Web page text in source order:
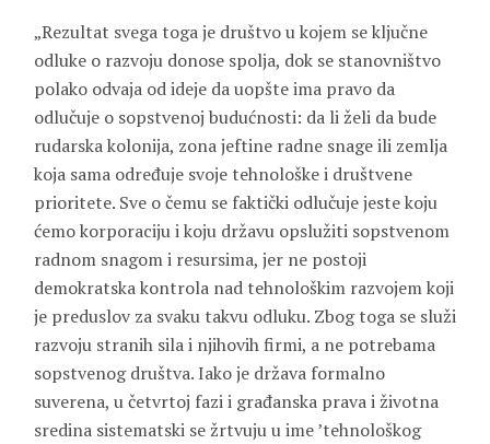
„Rezultat svega toga je društvo u kojem se ključne
odluke o razvoju donose spolja, dok se stanovništvo
polako odvaja od ideje da uopšte ima pravo da
odlučuje o sopstvenoj budućnosti: da li želi da bude
rudarska kolonija, zona jeftine radne snage ili zemlja
koja sama određuje svoje tehnološke i društvene
prioritete. Sve o čemu se faktički odlučuje jeste koju
ćemo korporaciju i koju državu opslužiti sopstvenom
radnom snagom i resursima, jer ne postoji
demokratska kontrola nad tehnološkim razvojem koji
je preduslov za svaku takvu odluku. Zbog toga se služi
razvoju stranih sila i njihovih firmi, a ne potrebama
sopstvenog društva. Iako je država formalno
suverena, u četvrtoj fazi i građanska prava i životna
sredina sistematski se žrtvuju u ime ’tehnološkog